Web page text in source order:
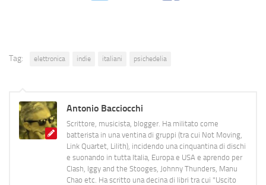
Tag: elettronica indie italiani psichedelia
Antonio Bacciocchi
Scrittore, musicista, blogger. Ha militato come
batterista in una ventina di gruppi (tra cui Not Moving,
Link Quartet, Lilith), incidendo una cinquantina di dischi
e suonando in tutta Italia, Europa e USA e aprendo per
Clash, Iggy and the Stooges, Johnny Thunders, Manu
Chao etc. Ha scritto una decina di libri tra cui "Uscito